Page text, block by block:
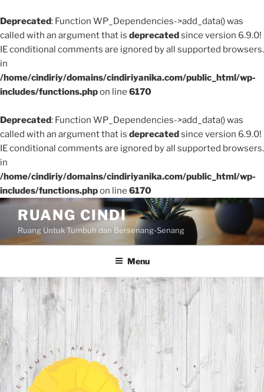
Deprecated: Function WP_Dependencies->add_data() was
called with an argument that is deprecatedsince version 6.9.0!
IE conditional comments are ignored by all supported browsers.
in
/home/cindiriy/domains/cindiriyanika.com/public_html/wp-
includes/functions.phpon line 6170
Deprecated: Function WP_Dependencies->add_data() was
called with an argument that is deprecatedsince version 6.9.0!
IE conditional comments are ignored by all supported browsers.
in
/home/cindiriy/domains/cindiriyanika.com/public_html/wp-
includes/functions.phpon line 6170
Skip
content
RUANG CINDI
Ruang Untuk Tumbuh dan Bersenang-Senang
Menu